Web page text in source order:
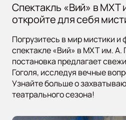
Спектакль «Вий» в МХТ
откройте для себя
Погрузитесь в мир мистики и
спектакле «Вий» в МХТ им. А.
постановка предлагает
Гоголя, исследуя вечные
Узнайте больше о
театрального сезона!